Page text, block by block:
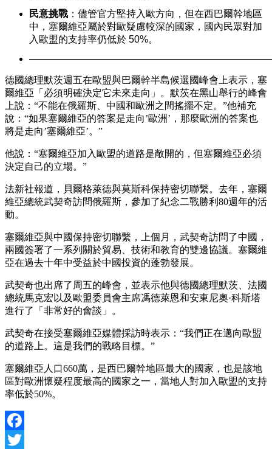
民意挑戰：儘管官方堅持入歐方向，但在西巴爾幹地區
中，塞爾維亞屬於對歐疑慮較深的國家，國內民眾對加
入歐盟的支持率仍低於 50%。
德國總理默茨週五在歐盟與巴爾幹半島候選國峰會上表示，塞
爾維亞「必須明確決定它未來走向」。默茨在黑山舉行的峰會
上說：“不能在俄羅斯、中國和歐洲之間搖擺不定。”他補充
說：“如果塞爾維亞的答案是走向’歐洲’，那麼歐洲的答案也
將是走向’塞爾維亞’。”
他說：“塞爾維亞加入歐盟的道路是敞開的，但塞爾維亞必須
決定自己的立場。”
法新社報道，貝爾格萊德與莫斯科保持密切聯繫。去年，塞爾
維亞總統武契奇訪問俄羅斯，參加了紀念二戰勝利80週年的活
動。
塞爾維亞與中國保持密切聯繫，上個月，武契奇訪問了中國，
兩國簽署了一系列關於貿易、技術和教育的雙邊協議。塞爾維
亞在過去十年中受益於中國投資的蓬勃發展。
武契奇也出席了周五的峰會，並表示他與德國總理默茨、法國
總統馬克宏以及歐盟委員會主席馮德萊恩和安東尼奧·科斯塔
進行了「非常好的會談」。
武契奇在接受塞爾維亞媒體採訪時表示：“我們正在邁向歐盟
的道路上。這是我們的戰略目標。”
塞爾維亞人口660萬，是西巴爾幹地區最大的國家，也是該地
區對歐洲懷疑程度最高的國家之一，當地人對加入歐盟的支持
率低於50%。
Facebook